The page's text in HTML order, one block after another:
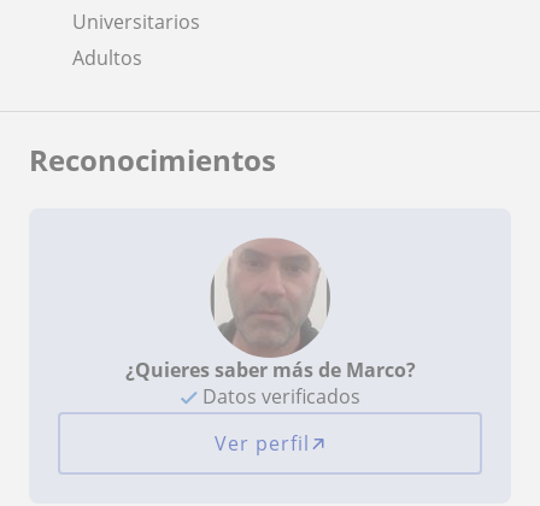
Universitarios
Adultos
Reconocimientos
¿Quieres saber más de Marco?
Datos verificados
Ver perfil